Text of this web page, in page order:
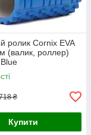
ролик Cornix EVA
(валик, роллер)
₴
Купити